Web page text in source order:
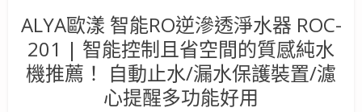
ALYA歐漾 智能RO逆滲透淨水器 ROC-
201 | 智能控制且省空間的質感純水
機推薦！ 自動止水/漏水保護裝置/濾
心提醒多功能好用